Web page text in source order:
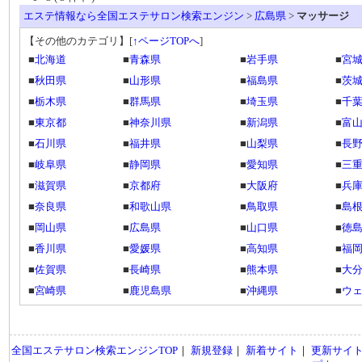
エステ情報なら全国エステサロン検索エンジン > 広島県 > マッサージ
【その他のカテゴリ】 [↑ページTOPへ]
■北海道 ■青森県 ■岩手県 ■宮
■秋田県 ■山形県 ■福島県 ■茨
■栃木県 ■群馬県 ■埼玉県 ■千
■東京都 ■神奈川県 ■新潟県 ■富
■石川県 ■福井県 ■山梨県 ■長
■岐阜県 ■静岡県 ■愛知県 ■三
■滋賀県 ■京都府 ■大阪府 ■兵
■奈良県 ■和歌山県 ■鳥取県 ■島
■ 岡山県 ■広島県 ■山口県 ■徳
■香川県 ■愛媛県 ■高知県 ■福
■佐賀県 ■長崎県 ■熊本県 ■大
■宮崎県 ■鹿児島県 ■沖縄県 ■ウ
全国エステサロン検索エンジンTOP｜ 新規登録｜ 新着サイト ｜ 更新サイ